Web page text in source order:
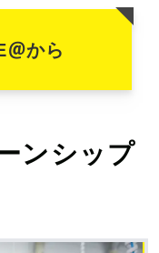
@から
ンシップ